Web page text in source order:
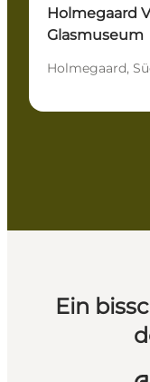
Holmegaard
Glasmuseum
Holmegaard,
Ein